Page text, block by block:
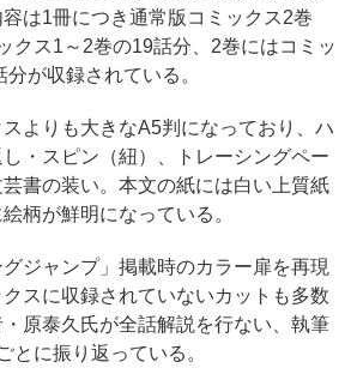
は1冊につき通常版コミックス2巻
クス1～2巻の19話分、2巻にはコミッ
が収録されている。
よりも大きなA5判になっており、ハ
・スピン（紐）、トレーシングペー
書の装い。本文の紙には白い上質紙
柄が鮮明になっている。
ジャンプ」掲載時のカラー扉を再現
スに収録されていないカットも多数
原泰久氏が全話解説を行ない、執筆
とに振り返っている。